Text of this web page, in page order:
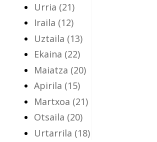
Urria (21)
Iraila (12)
Uztaila (13)
Ekaina (22)
Maiatza (20)
Apirila (15)
Martxoa (21)
Otsaila (20)
Urtarrila (18)